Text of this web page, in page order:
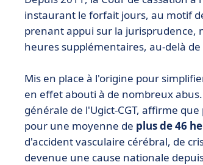
instaurant le forfait jours, au motif
prenant appui sur la jurisprudence,
heures supplémentaires, au-delà
Mis en place à l'origine pour
en effet abouti à de nombreux
générale de l'Ugict-CGT, affirme
pour une moyenne de plus de 46
d'accident vasculaire cérébral, de
devenue une cause nationale